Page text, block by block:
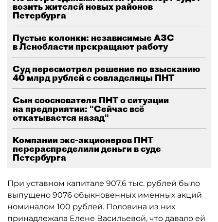
возить жителей новых районов
Петербурга
Пустые колонки: независимые АЗС
в Ленобласти прекращают работу
Суд пересмотрел решение по взысканию
40 млрд рублей с совладелицы ПНТ
Сын сооснователя ПНТ о ситуации
на предприятии: "Сейчас всё
откатывается назад"
Компании экс-акционеров ПНТ
перераспределили деньги в суде
Петербурга
При уставном капитале 907,6 тыс. рублей было
выпущено 9076 обыкновенных именных акций
номиналом 100 рублей. Половина из них
принадлежала Елене Васильевой, что давало ей